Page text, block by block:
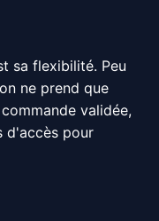
sa flexibilité. Peu
ne prend que
validée,
d'accès pour